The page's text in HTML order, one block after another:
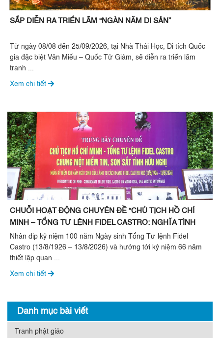
SẮP DIỄN RA TRIỂN LÃM “NGÀN NĂM DI SẢN”
Từ ngày 08/08 đến 25/09/2026, tại Nhà Thái Học, Di tích Quốc
gia đặc biệt Văn Miếu – Quốc Tử Giám, sẽ diễn ra triển lãm
tranh ...
Xem chi tiết
CHUỖI HOẠT ĐỘNG CHUYÊN ĐỀ “CHỦ TỊCH HỒ CHÍ
MINH – TỔNG TƯ LỆNH FIDEL CASTRO: NGHĨA TÌNH
SON SẮT ĐẶC BIỆT”
Nhân dịp kỷ niệm 100 năm Ngày sinh Tổng Tư lệnh Fidel
Castro (13/8/1926 – 13/8/2026) và hướng tới kỷ niệm 66 năm
thiết lập quan ...
Xem chi tiết
Danh mục bài viết
Tranh phật giáo